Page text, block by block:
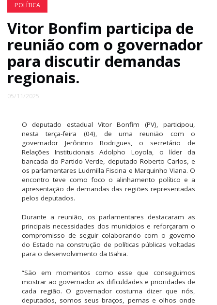
POLÍTICA
Vitor Bonfim participa de
reunião com o governador
para discutir demandas
regionais.
05/11/2025
O deputado estadual Vitor Bonfim (PV), participou,
nesta terça-feira (04), de uma reunião com o
governador Jerônimo Rodrigues, o secretário de
Relações Institucionais Adolpho Loyola, o líder da
bancada do Partido Verde, deputado Roberto Carlos, e
os parlamentares Ludmilla Fiscina e Marquinho Viana. O
encontro teve como foco o alinhamento político e a
apresentação de demandas das regiões representadas
pelos deputados.
Durante a reunião, os parlamentares destacaram as
principais necessidades dos municípios e reforçaram o
compromisso de seguir colaborando com o governo
do Estado na construção de políticas públicas voltadas
para o desenvolvimento da Bahia.
“São em momentos como esse que conseguimos
mostrar ao governador as dificuldades e prioridades de
cada região. O governador costuma dizer que nós,
deputados, somos seus braços, pernas e olhos onde